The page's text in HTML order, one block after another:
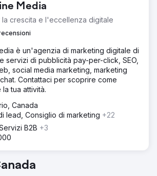
nei risultati di ricerca, a un basso
una generazione minima di lead
una presenza competitiva sul
una revisione SEO completa, aggiunto
i motori di ricerca generativi (GEO)
sull'intelligenza artificiale, pubblicato
autorevolezza incentrati sull'intento
i Core Web Vitals per
di prestazioni e UX, migliorando
le conversioni.
sono aumentati di 2,7 volte rispetto
Media
crescita e l'eccellenza digitale
è un'agenzia di marketing digitale di
servizi di pubblicità pay-per-click, SEO,
social media marketing, marketing
Contattaci per scoprire come
tua attività.
Canada
lead, Consiglio di marketing +22
B2B +3